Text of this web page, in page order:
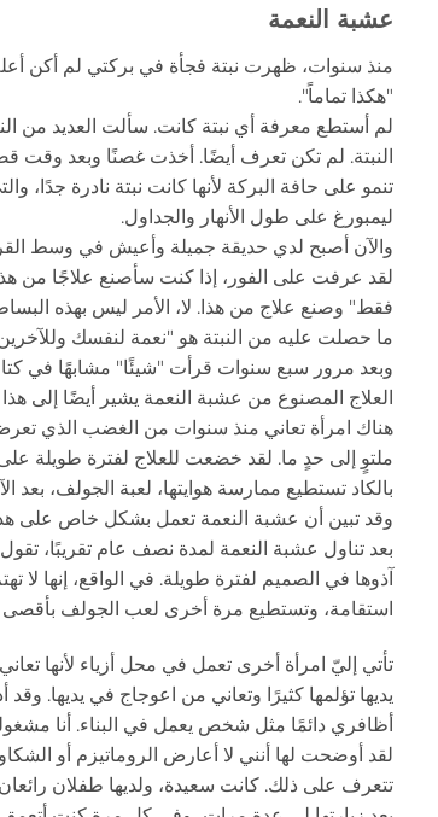
عشبة النعمة
منذ سنوات، ظهرت نبتة فجأة في بركتي لم أكن
"هكذا تماماً".
لم أستطع معرفة أي نبتة كانت. سألت العديد من
النبتة. لم تكن تعرف أيضًا. أخذت غصنًا وبعد وقت
تنمو على حافة البركة لأنها كانت نبتة نادرة
ليمبورغ على طول الأنهار والجداول.
والآن أصبح لدي حديقة جميلة وأعيش في وسط
لقد عرفت على الفور، إذا كنت سأصنع علاجًا من
فقط" وصنع علاج من هذا. لا، الأمر ليس بهذه
ما حصلت عليه من النبتة هو "نعمة لنفسك
وبعد مرور سبع سنوات قرأت "شيئًا" مشابهًا في
العلاج المصنوع من عشبة النعمة يشير أيضًا إلى
هناك امرأة تعاني منذ سنوات من الغضب الذي تعرض
ملتوٍ إلى حدٍ ما. لقد خضعت للعلاج لفترة طويلة على
بالكاد تستطيع ممارسة هوايتها، لعبة الجولف، بعد
وقد تبين أن عشبة النعمة تعمل بشكل خاص على
بعد تناول عشبة النعمة لمدة نصف عام تقريبًا،
آذوها في الصميم لفترة طويلة. في الواقع، إنها لا
استقامة، وتستطيع مرة أخرى لعب الجولف
تأتي إليّ امرأة أخرى تعمل في محل أزياء لأنها
يديها تؤلمها كثيرًا وتعاني من اعوجاج في يديها.
أظافري دائمًا مثل شخص يعمل في البناء. أنا
لقد أوضحت لها أنني لا أعارض الروماتيزم أو
تتعرف على ذلك. كانت سعيدة، ولديها طفلان رائعان، وكان